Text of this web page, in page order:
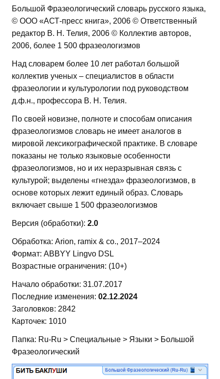
Большой Фразеологический словарь русского языка,
© ООО «АСТ-пресс книга», 2006 © Ответственный
редактор В. Н. Телия, 2006 © Коллектив авторов,
2006, более 1 500 фразеологизмов
Над словарем более 10 лет работал большой
коллектив ученых – специалистов в области
фразеологии и культурологии под руководством
д.ф.н., профессора В. Н. Телия.
По своей новизне, полноте и способам описания
фразеологизмов словарь не имеет аналогов в
мировой лексикографической практике. В словаре
показаны не только языковые особенности
фразеологизмов, но и их неразрывная связь с
культурой; выделены «гнезда» фразеологизмов, в
основе которых лежит единый образ. Словарь
включает свыше 1 500 фразеологизмов
Версия (обработки): 2.0
Обработка: Arion, ramix & co., 2017–2024
Формат: ABBYY Lingvo DSL
Возрастные ограничения: (10+)
Начало обработки: 31.07.2017
Последние изменения: 02.12.2024
Заголовков: 2842
Карточек: 1010
Папка: Ru-Ru > Специальные > Языки > Большой
Фразеологический